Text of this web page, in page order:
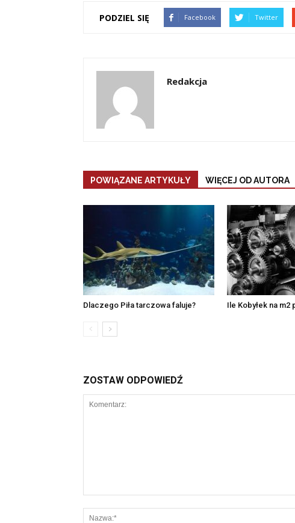
PODZIEL SIĘ Facebook Twitter
Redakcja
POWIĄZANE ARTYKUŁY WIĘCEJ OD AUTORA
Dlaczego Piła tarczowa faluje? Ile Kobyłek na m2
ZOSTAW ODPOWIEDŹ